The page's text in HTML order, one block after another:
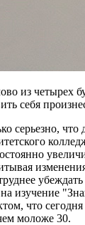
из четырех
себя
серьезно,
на изучение
что
моложе 30.